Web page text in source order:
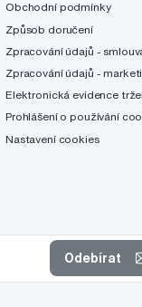
Obchodní podmínky
Způsob doručení
Zpracování údajů -
Zpracování údajů -
Elektronická evidence
Prohlášení o používání
Nastavení cookies
Odebírat